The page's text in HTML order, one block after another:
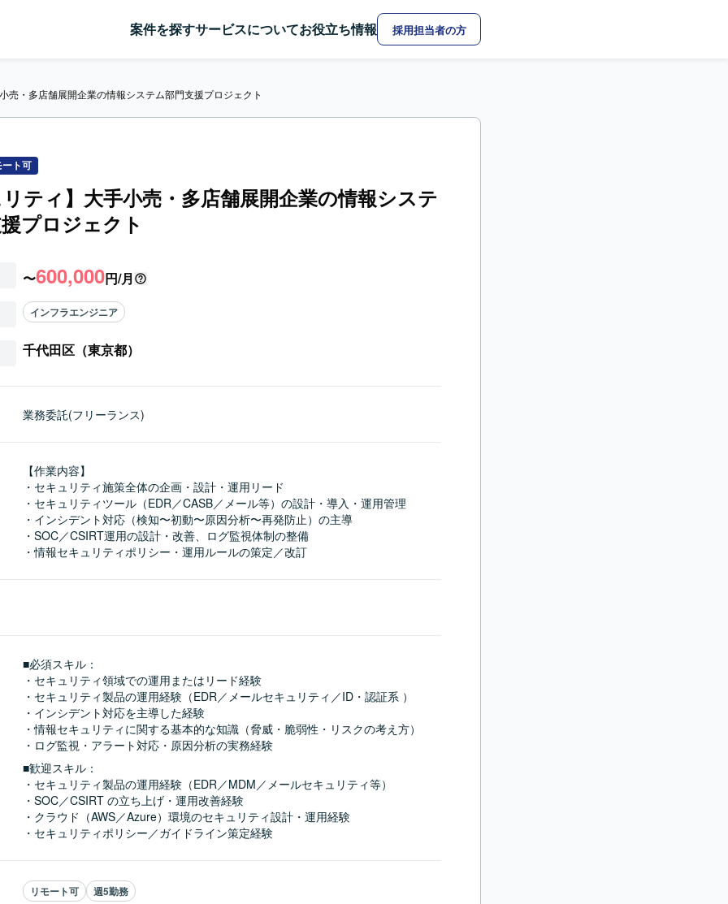
案件を探すサービスについてお役立ち情報 採用担当者の方
売・多店舗展開企業の情報システム部門支援プロジェクト
ト可
ティ】大手小売・多店舗展開企業の情報システ
プロジェクト
〜600,000円/月
インフラエンジニア
千代田区（東京都）
業務委託(フリーランス)
【作業内容】
・セキュリティ施策全体の企画・設計・運用リード
・セキュリティツール（EDR／CASB／メール等）の設計・導入・運用管理
・インシデント対応（検知〜初動〜原因分析〜再発防止）の主導
・SOC／CSIRT運用の設計・改善、ログ監視体制の整備
・情報セキュリティポリシー・運用ルールの策定／改訂
■必須スキル：
・セキュリティ領域での運用またはリード経験
・セキュリティ製品の運用経験（EDR／メールセキュリティ／ID・認証系 ）
・インシデント対応を主導した経験
・情報セキュリティに関する基本的な知識（脅威・脆弱性・リスクの考え方）
・ログ監視・アラート対応・原因分析の実務経験
■歓迎スキル：
・セキュリティ製品の運用経験（EDR／MDM／メールセキュリティ等）
・SOC／CSIRT の立ち上げ・運用改善経験
・クラウド（AWS／Azure）環境のセキュリティ設計・運用経験
・セキュリティポリシー／ガイドライン策定経験
リモート可 週5勤務